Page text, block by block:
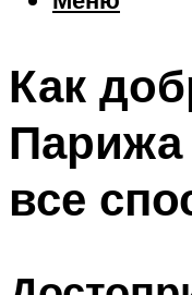
Шоппинг
Что
Меню
Как
все